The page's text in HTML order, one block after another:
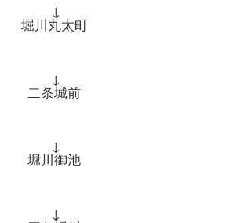
↓
堀川丸太町
↓
二条城前
↓
堀川御池
↓